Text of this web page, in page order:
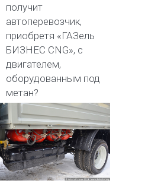
получит
автоперевозчик,
приобретя «ГАЗель
БИЗНЕС CNG», с
двигателем,
оборудованным под
метан?